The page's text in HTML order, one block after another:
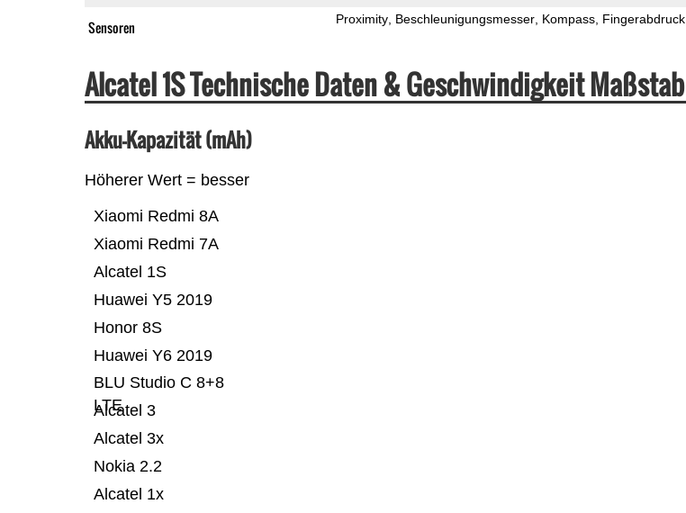
Sensoren Proximity Beschleunigungsmesser Kompass Fingerabdruck
Alcatel 1S Technische Daten & Geschwindigkeit Maßstab
Akku-Kapazität (mAh)
Höherer Wert = besser
Alcatel 1x
Nokia 2.2
Alcatel 3x
Alcatel 3
BLU Studio C 8+8
LTE
Huawei Y6 2019
Honor 8S
Huawei Y5 2019
Alcatel 1S
Xiaomi Redmi 7A
Xiaomi Redmi 8A